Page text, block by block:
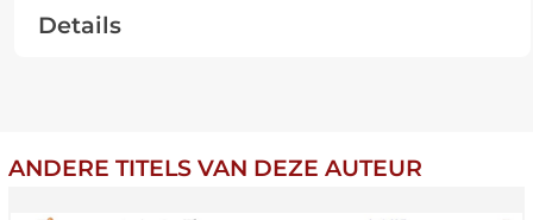
Details
ANDERE TITELS VAN DEZE AUTEUR